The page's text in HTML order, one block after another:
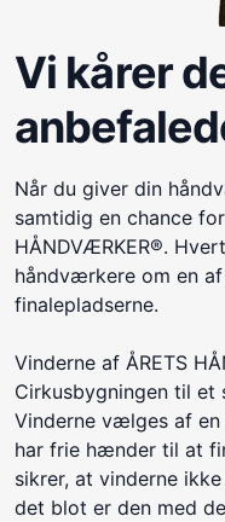
Vi kårer
Når du giver din
samtidig en chance
HÅNDVÆRKER®.
håndværkere om en
finalepladserne.
Vinderne af ÅRETS
Cirkusbygningen til et
Vinderne vælges af
har frie hænder til at
sikrer, at vinderne
det blot er den med